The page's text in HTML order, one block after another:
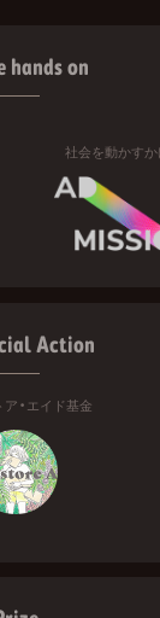
hands on
社会を動かす
Action
・エイド基金